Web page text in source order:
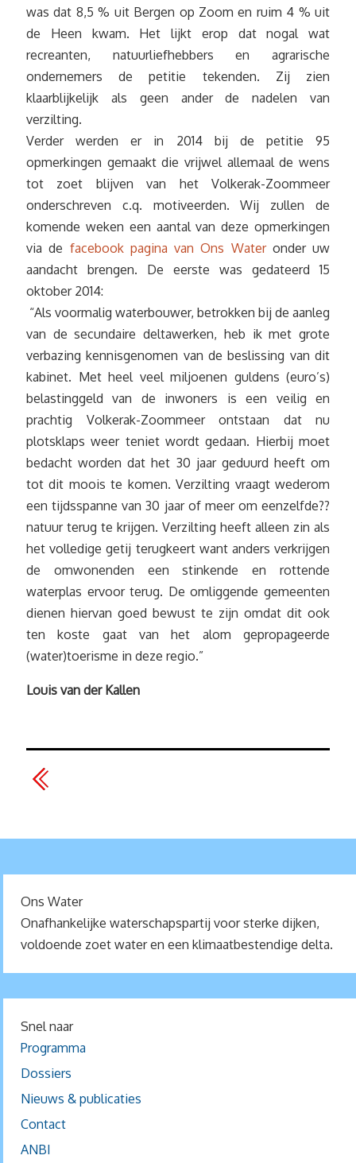
was dat 8,5 % uit Bergen op Zoom en ruim 4 % uit
de Heen kwam. Het lijkt erop dat nogal wat
recreanten, natuurliefhebbers en agrarische
ondernemers de petitie tekenden. Zij zien
klaarblijkelijk als geen ander de nadelen van
verzilting.
Verder werden er in 2014 bij de petitie 95
opmerkingen gemaakt die vrijwel allemaal de wens
tot zoet blijven van het Volkerak-Zoommeer
onderschreven c.q. motiveerden. Wij zullen de
komende weken een aantal van deze opmerkingen
via de facebook pagina van Ons Wateronder uw
aandacht brengen. De eerste was gedateerd 15
oktober 2014:
“Als voormalig waterbouwer, betrokken bij de aanleg
van de secundaire deltawerken, heb ik met grote
verbazing kennisgenomen van de beslissing van dit
kabinet. Met heel veel miljoenen guldens (euro’s)
belastinggeld van de inwoners is een veilig en
prachtig Volkerak-Zoommeer ontstaan dat nu
plotsklaps weer teniet wordt gedaan. Hierbij moet
bedacht worden dat het 30 jaar geduurd heeft om
tot dit moois te komen. Verzilting vraagt wederom
een tijdsspanne van 30 jaar of meer om eenzelfde??
natuur terug te krijgen. Verzilting heeft alleen zin als
het volledige getij terugkeert want anders verkrijgen
de omwonenden een stinkende en rottende
waterplas ervoor terug. De omliggende gemeenten
dienen hiervan goed bewust te zijn omdat dit ook
ten koste gaat van het alom gepropageerde
(water)toerisme in deze regio.”
Louis van der Kallen
Ons Water
Onafhankelijke waterschapspartij voor sterke dijken,
voldoende zoet water en een klimaatbestendige delta.
Snel naar
Programma
Dossiers
Nieuws & publicaties
Contact
ANBI